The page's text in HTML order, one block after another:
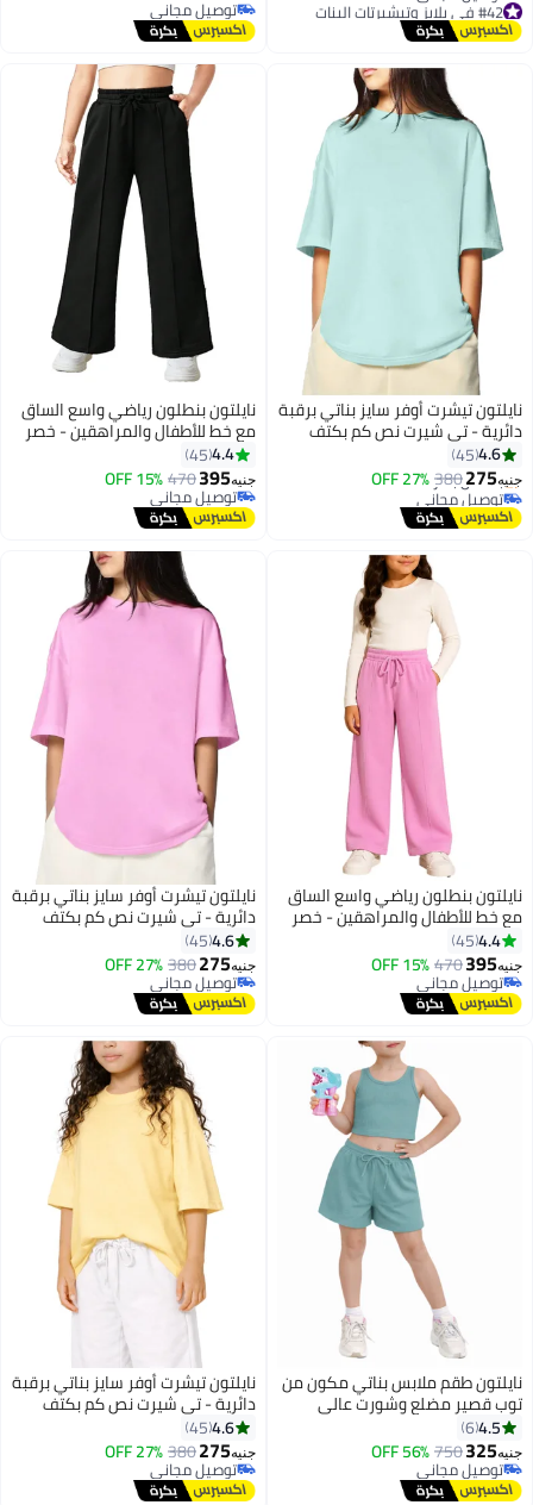
#42 في بلايز وتيشيرتات البنات
توصيل مجاني
#42 في بلايز وتيشيرتات البنات
توصيل مجاني
توصيل مجاني
نايلتون تيشرت أوفر سايز بناتي برقبة
دائرية - تي شيرت نص كم بكتف
متدلي - قطن - للأطفال والمراهقين
تصميم فضفاض
4.6
45
جنيه275
380
27% OFF
توصيل مجاني
بتخلّص بسرعة
توصيل مجاني
نايلتون بنطلون رياضي واسع الساق
مع خط للأطفال والمراهقين - خصر
مرتفع - جيوب جانبية برباط للبنات
4.4
45
جنيه395
470
15% OFF
توصيل مجاني
توصيل مجاني
2
نايلتون بنطلون رياضي واسع الساق
مع خط للأطفال والمراهقين - خصر
مرتفع - جيوب جانبية برباط للبنات
4.4
45
جنيه395
470
15% OFF
توصيل مجاني
توصيل مجاني
نايلتون تيشرت أوفر سايز بناتي برقبة
دائرية - تي شيرت نص كم بكتف
متدلي - قطن - للأطفال والمراهقين
تصميم فضفاض
4.6
45
جنيه275
380
27% OFF
توصيل مجاني
توصيل مجاني
3
نايلتون طقم ملابس بناتي مكون من
توب قصير مضلع وشورت عالي
الخصر. طقم ملابس كاجوال للأطفال
- توب قصير وشورت برباط
4.5
6
جنيه325
750
56% OFF
توصيل مجاني
توصيل مجاني
نايلتون تيشرت أوفر سايز بناتي برقبة
دائرية - تي شيرت نص كم بكتف
متدلي - قطن - للأطفال والمراهقين
تصميم فضفاض
4.6
45
جنيه275
380
27% OFF
توصيل مجاني
توصيل مجاني